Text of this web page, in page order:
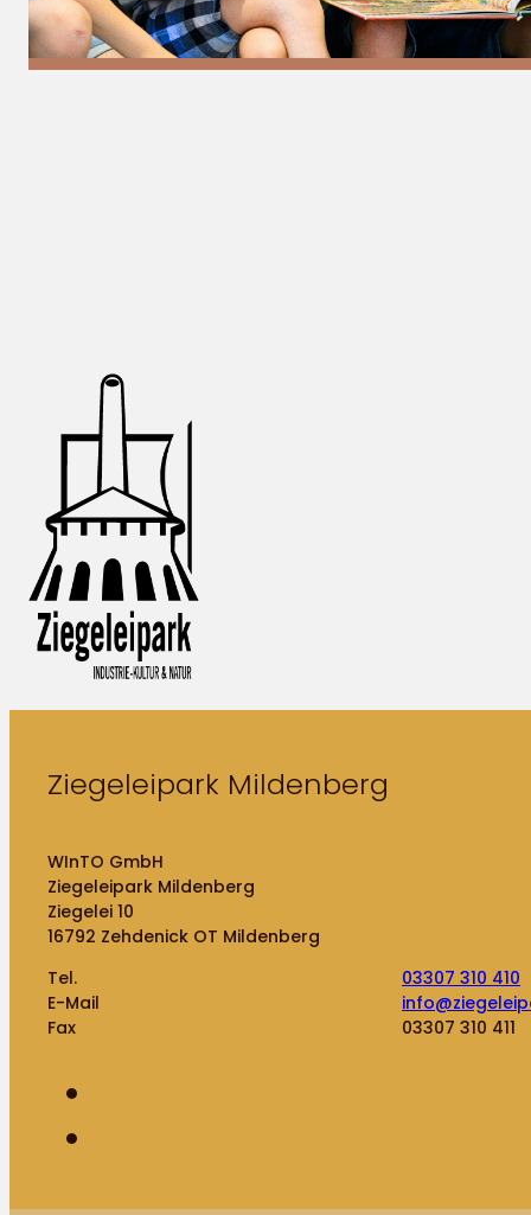
Ziegeleipark Mildenberg
WInTO GmbH
Ziegeleipark Mildenberg
Ziegelei 10
16792 Zehdenick OT Mildenberg
Tel.
03307 310 410
E-Mail
Fax
03307 310 411